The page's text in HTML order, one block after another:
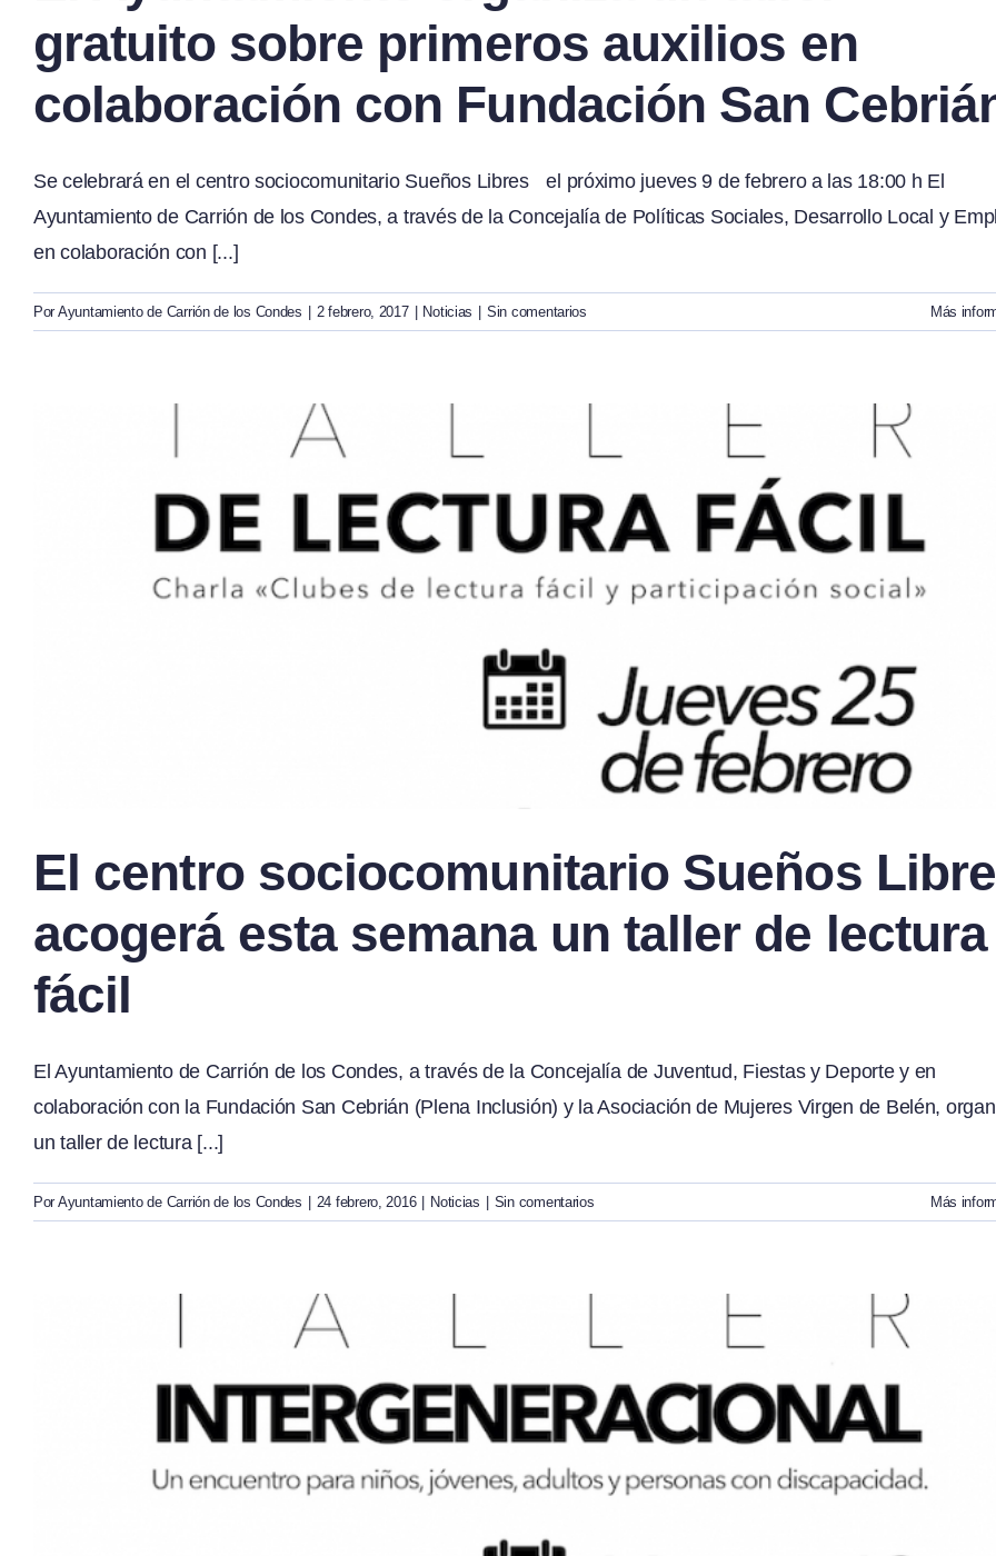
gratuito sobre primeros auxilios en
colaboración con Fundación San
Se celebrará en el centro sociocomunitario Sueños Libres el próximo jueves 9 de febrero a las 18:00 h El
Ayuntamiento de Carrión de los Condes, a través de la Concejalía de Políticas Sociales, Desarrollo Local y
en colaboración con [...]
Por Ayuntamiento de Carrión de los Condes 2 febrero, 2017 Noticias Sin comentarios Más
El centro sociocomunitario Sueños
acogerá esta semana un taller de lectura
fácil
El Ayuntamiento de Carrión de los Condes, a través de la Concejalía de Juventud, Fiestas y Deporte y en
colaboración con la Fundación San Cebrián (Plena Inclusión) y la Asociación de Mujeres Virgen de Belén,
un taller de lectura [...]
Por Ayuntamiento de Carrión de los Condes 24 febrero, 2016 Noticias Sin comentarios Más